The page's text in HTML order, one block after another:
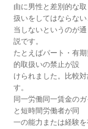
由に男性と差別的な取
扱いをしてはならな
当しないというのが通
説です。
たとえばパート・有
的取扱いの禁止が設
けられました。比較
す。
同一労働同一賃金の
と短時間労働者が同
一の能力または経験